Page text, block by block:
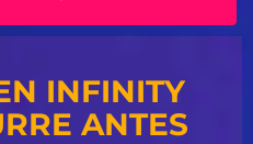
INFINITY
ANTES